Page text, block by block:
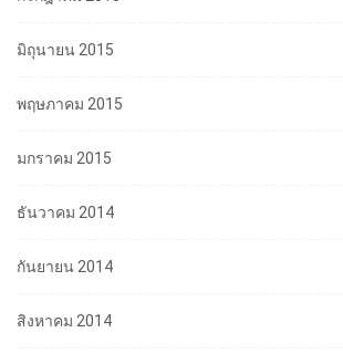
มิถุนายน 2015
พฤษภาคม 2015
มกราคม 2015
ธันวาคม 2014
กันยายน 2014
สิงหาคม 2014